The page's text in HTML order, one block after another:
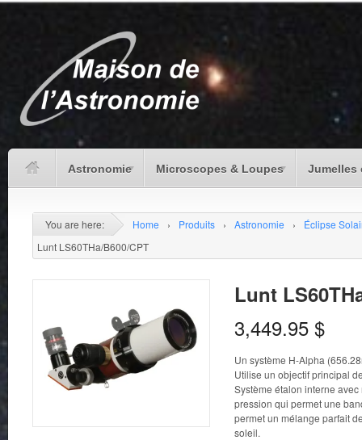
Astronomie Microscopes & Loupes Jumelles
You are here: Home › Produits › Astronomie ›
Éclipse
Lunt LS60THa/B600/CPT
Lunt
3,449.95 $
Un système H-Alpha
Utilise un objectif principal
Système étalon interne
pression qui permet une
permet un mélange parfait
soleil.